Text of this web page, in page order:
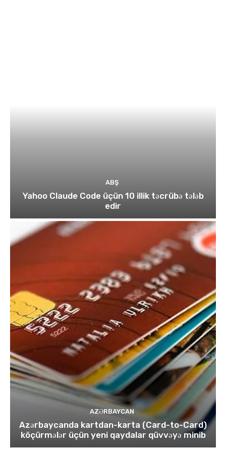
ABŞ
Yahoo Claude Code üçün 10 illik təcrübə tələb
edir
AZƏRBAYCAN
Azərbaycanda kartdan-karta (Card-to-Card)
köçürmələr üçün yeni qaydalar qüvvəyə minib